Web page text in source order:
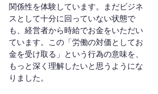
関係性を体験しています。まだビジネ
スとして十分に回っていない状態で
も、経営者から時給でお金をいただい
ています。この「労働の対価としてお
金を受け取る」という行為の意味を、
もっと深く理解したいと思うようにな
りました。